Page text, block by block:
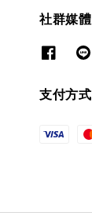
社群媒體
支付方式